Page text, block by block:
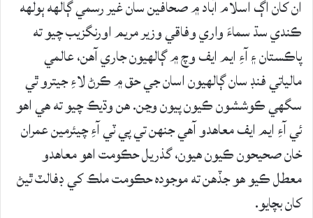
ان کان اڳ اسلام آباد ۾ صحافين سان غير رسمي ڳالهه ٻولهه
ڪندي سڌ سماءَ واري وفاقي وزير مريم اورنگزيب چيو ته
پاڪستان ۽ آءِ ايم ايف وچ ۾ ڳالهيون جاري آهن، عالمي
مالياتي فنڊ سان ڳالهيون اسان جي حق ۾ ڪرڻ لاءِ جيترو ٿي
سگهي ڪوششون ڪيون پيون وڃن. هن وڌيڪ چيو ته هي اهو
ئي آءِ ايم ايف معاهدو آهي جنهن تي پي ٽي آءِ چيئرمين عمران
خان صحيحون ڪيون هيون، گذريل حڪومت اهو معاهدو
معطل ڪيو هو جڏهن ته موجوده حڪومت ملڪ کي ڊفالٽ ٿيڻ
کان بچايو.